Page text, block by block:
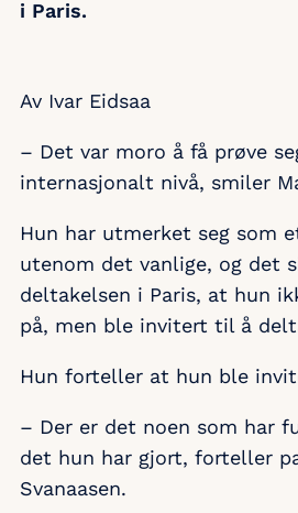
i Paris.
Av Ivar Eidsaa
– Det var moro å få prøve
internasjonalt nivå, smiler
Hun har utmerket seg som
utenom det vanlige, og det
deltakelsen i Paris, at hun
på, men ble invitert til å
Hun forteller at hun ble
– Der er det noen som har
det hun har gjort, forteller
Svanaasen.